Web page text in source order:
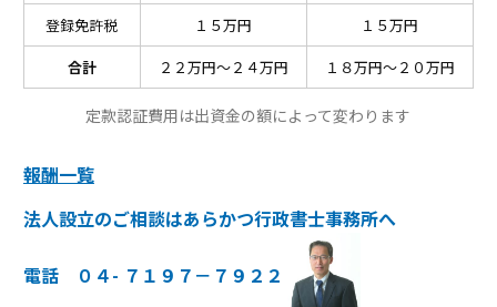
登録免許税 １５万円
１５万円
合計
２２万円～２４万円 １８万円～２０万円
定款認証費用は出資金の額によって変わります
報酬一覧
法人設立のご相談はあらかつ行政書士事務所へ
電話 ０４- ７１９７－７９２２